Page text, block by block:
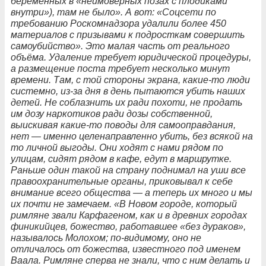
внутри»), там не было». А вот: «Соцсети по
требованию Роскомнадзора удалили более 450
материалов с призывами к подросткам совершить
самоубийство». Это малая часть от реального
объёма. Удаление требует юридической процедуры,
а размещение поста требует несколько минут
времени. Там, с той стороны экрана, какие-то люди
системно, из-за дня в день пытаются убить наших
детей. Не соблазнить их ради похоти, не продать
им дозу наркотиков ради дозы собственной,
выискивая какие-то поводы для самооправдания,
нет — именно целенаправленно убить, без всякой на
то личной выгоды. Они ходят с нами рядом по
улицам, сидят рядом в кафе, едут в маршрутке.
Раньше один такой на страну поднимал на уши все
правоохранительные органы, приковывал к себе
внимание всего общества — а теперь их много и мы
их почти не замечаем. «В Новом городе, который
римляне звали Карфагеном, как и в древних городах
финикийцев, божество, работавшее «без дураков»,
называлось Молохом; по-видимому, оно не
отличалось от божества, известного под именем
Ваала. Римляне сперва не знали, что с ним делать и